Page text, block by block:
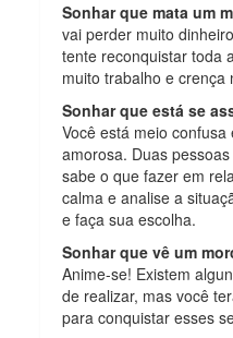
Sonhar que mata um
vai perder muito
tente reconquistar toda
muito trabalho e crença
Sonhar que está se
Você está meio
amorosa. Duas
sabe o que fazer em
calma e analise a
e faça sua escolha.
Sonhar que vê um
Anime-se! Existem
de realizar, mas você
para conquistar esses